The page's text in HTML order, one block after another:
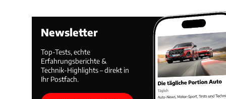
Newsletter
Top-Tests, echte
Erfahrungsberichte &
Technik-Highlights – direkt in
Ihr Postfach.